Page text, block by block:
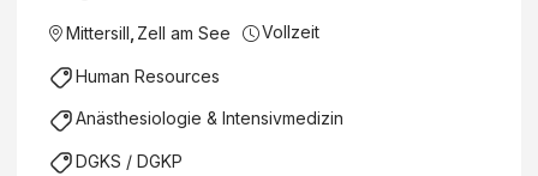
Mittersill Zell am See Vollzeit
Human Resources
Anästhesiologie & Intensivmedizin
DGKS / DGKP